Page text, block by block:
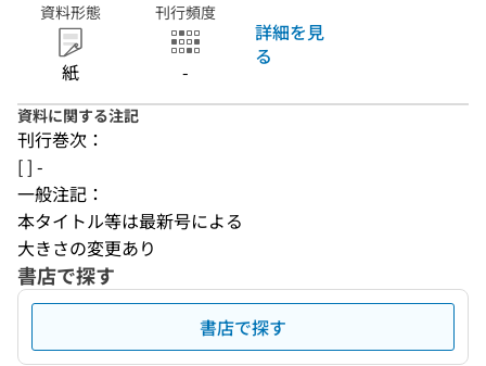
資料形態
紙
刊行頻度
-
詳細を見
る
資料に関する注記
刊行巻次：
[ ] -
一般注記：
本タイトル等は最新号による
大きさの変更あり
書店で探す
書店で探す